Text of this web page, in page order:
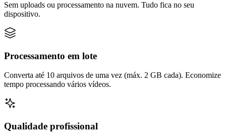
Sem uploads ou processamento na nuvem. Tudo fica no seu
dispositivo.
Processamento em lote
Converta até 10 arquivos de uma vez (máx. 2 GB cada). Economize
tempo processando vários vídeos.
Qualidade profissional